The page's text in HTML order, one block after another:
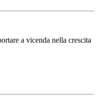
a vicenda nella crescita